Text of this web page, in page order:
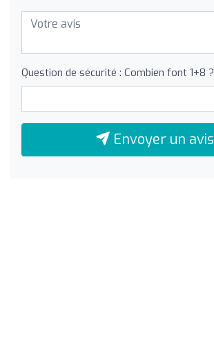
Question de sécurité : Combien font 1+8 ?
Envoyer un avis